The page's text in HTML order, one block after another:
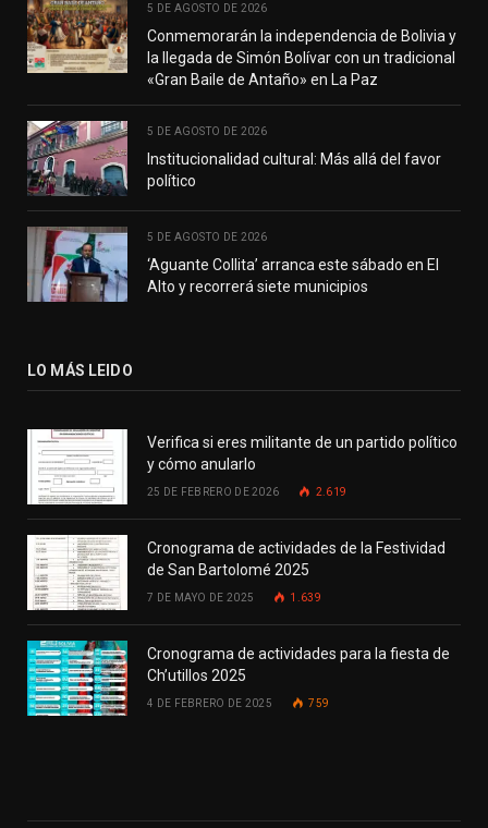
5 DE AGOSTO DE 2026
Conmemorarán la independencia de Bolivia y
la llegada de Simón Bolívar con un tradicional
«Gran Baile de Antaño» en La Paz
5 DE AGOSTO DE 2026
Institucionalidad cultural: Más allá del favor
político
5 DE AGOSTO DE 2026
‘Aguante Collita’ arranca este sábado en El
Alto y recorrerá siete municipios
LO MÁS LEIDO
Verifica si eres militante de un partido político
y cómo anularlo
25 DE FEBRERO DE 2026 2.619
Cronograma de actividades de la Festividad
de San Bartolomé 2025
7 DE MAYO DE 2025 1.639
Cronograma de actividades para la fiesta de
Ch’utillos 2025
4 DE FEBRERO DE 2025 759